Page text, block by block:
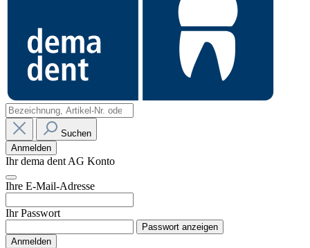
Suchen
Anmelden
Ihr dema dent AG Konto
Ihre E-Mail-Adresse
Ihr Passwort
Passwort anzeigen
Anmelden